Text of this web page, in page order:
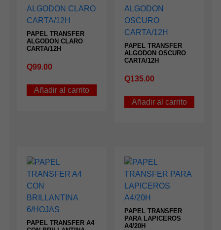
PAPEL TRANSFER
ALGODON CLARO
CARTA/12H
Q99.00
Añadir al carrito
PAPEL TRANSFER
ALGODON OSCURO
CARTA/12H
Q135.00
Añadir al carrito
PAPEL TRANSFER A4
PAPEL TRANSFER
PARA LAPICEROS
A4/20H